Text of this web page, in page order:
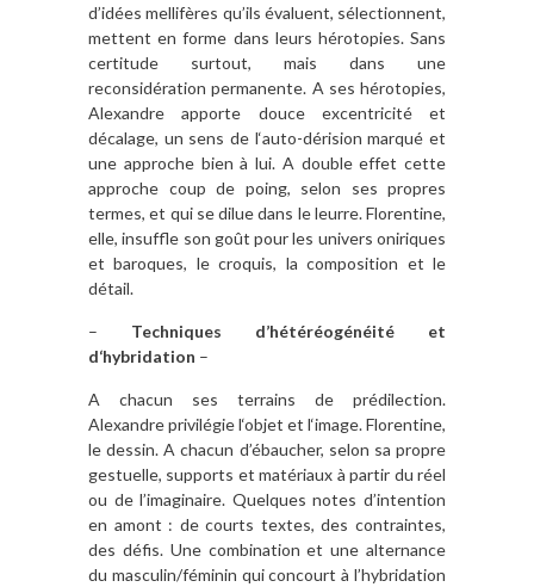
d’idées mellifères qu’ils évaluent, sélectionnent,
mettent en forme dans leurs hérotopies. Sans
certitude surtout, mais dans une
reconsidération permanente. A ses hérotopies,
Alexandre apporte douce excentricité et
décalage, un sens de l‘auto-dérision marqué et
une approche bien à lui. A double effet cette
approche coup de poing, selon ses propres
termes, et qui se dilue dans le leurre. Florentine,
elle, insuffle son goût pour les univers oniriques
et baroques, le croquis, la composition et le
détail.
– Techniques d’hétéréogénéité et
d‘hybridation –
A chacun ses terrains de prédilection.
Alexandre privilégie l‘objet et l‘image. Florentine,
le dessin. A chacun d’ébaucher, selon sa propre
gestuelle, supports et matériaux à partir du réel
ou de l’imaginaire. Quelques notes d’intention
en amont : de courts textes, des contraintes,
des défis. Une combination et une alternance
du masculin/féminin qui concourt à l’hybridation